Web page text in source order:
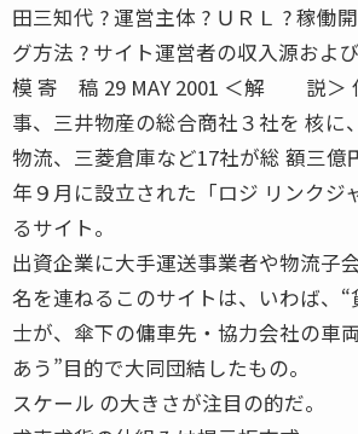
田三知代 ? 運営主体 ? ＵＲＬ ? 稼働
グ方法 ? サイト運営者の収入源およ
模 寄 稿 29 MAY 2001 ＜解 説＞
事、三井物産の総合商社３社を 核に
物流、三菱倉庫など17社が総 額三億
年９月に設立された「ロジ リンクジ
るサイト。
出資企業に大手運送事業者や物流子
名を連ねるこのサイトは、いわば、
士が、傘下の傭車先・協力会社の車
あう”目的で大同団結したもの。
スケール の大きさが注目の的だ。